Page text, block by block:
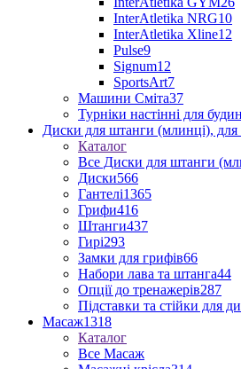
InterAtletika NRG10
InterAtletika Xline12
Pulse9
Signum12
SportsArt7
Машини Сміта37
Турніки настінні для
Диски для штанги (млинці), для
Каталог
Все Диски для штанги
Диски566
Гантелі1365
Грифи416
Штанги437
Гирі293
Замки для грифів66
Набори лава та штанга44
Опції до тренажерів287
Підставки та стійки для
Масаж1318
Каталог
Все Масаж